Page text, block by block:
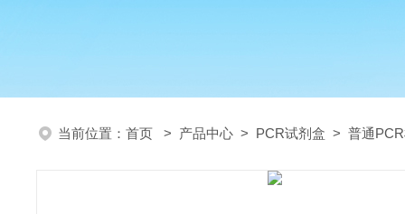
当前位置： 首页 > 产品中心 > PCR试剂盒 > 普通